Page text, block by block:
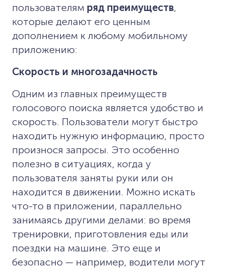
пользователям ряд преимуществ,
которые делают его ценным
дополнением к любому мобильному
приложению:
Скорость и многозадачность
Одним из главных преимуществ
голосового поиска является удобство и
скорость. Пользователи могут быстро
находить нужную информацию, просто
произнося запросы. Это особенно
полезно в ситуациях, когда у
пользователя заняты руки или он
находится в движении. Можно искать
что-то в приложении, параллельно
занимаясь другими делами: во время
тренировки, приготовления еды или
поездки на машине. Это еще и
безопасно — например, водители могут